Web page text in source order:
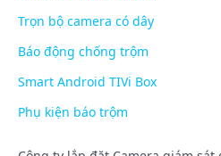
Trọn bộ camera có dây
Báo động chống trộm
Smart Android TIVi Box
Phụ kiện báo trộm